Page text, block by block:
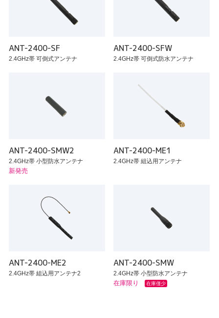
ANT-2400-SF
2.4GHz帯 可倒式アンテナ
ANT-2400-SFW
2.4GHz帯 可倒式防水アンテナ
ANT-2400-SMW2
2.4GHz帯 小型防水アンテナ
新発売
ANT-2400-ME1
2.4GHz帯 組込用アンテナ
ANT-2400-ME2
2.4GHz帯 組込用アンテナ2
ANT-2400-SMW
2.4GHz帯 小型防水アンテナ
在庫限り 在庫僅少